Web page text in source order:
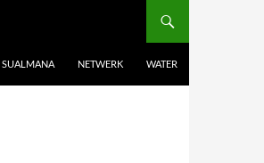
SUALMANA NETWERK WATER